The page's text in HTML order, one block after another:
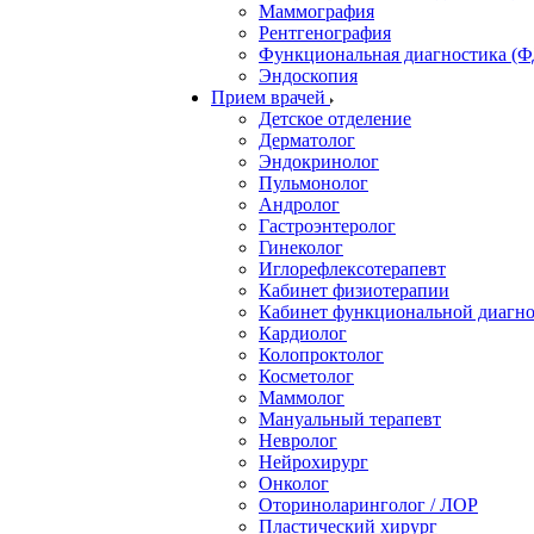
Маммография
Рентгенография
Функциональная диагностика
Эндоскопия
Прием врачей
Детское отделение
Дерматолог
Эндокринолог
Пульмонолог
Андролог
Гастроэнтеролог
Гинеколог
Иглорефлексотерапевт
Кабинет физиотерапии
Кабинет функциональной
Кардиолог
Колопроктолог
Косметолог
Маммолог
Мануальный терапевт
Невролог
Нейрохирург
Онколог
Оториноларинголог / ЛОР
Пластический хирург